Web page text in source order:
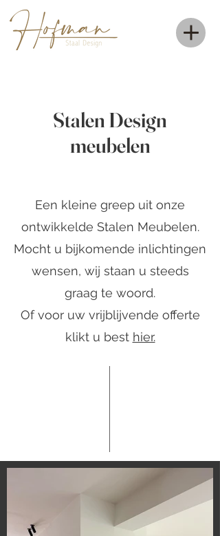
Stalen Design
meubelen
Een kleine greep uit onze
ontwikkelde Stalen Meubelen.
Mocht u bijkomende inlichtingen
wensen, wij staan u steeds
graag te woord.
Of voor uw vrijblijvende offerte
klikt u best hier.